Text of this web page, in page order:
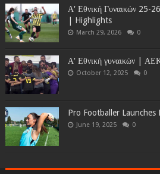
Α' Εθνική Γυναικών 25-
| Highlights
March 29, 2026 0
Α' Εθνική γυναικών |
October 12, 2025 0
Pro Footballer
June 19, 2025 0